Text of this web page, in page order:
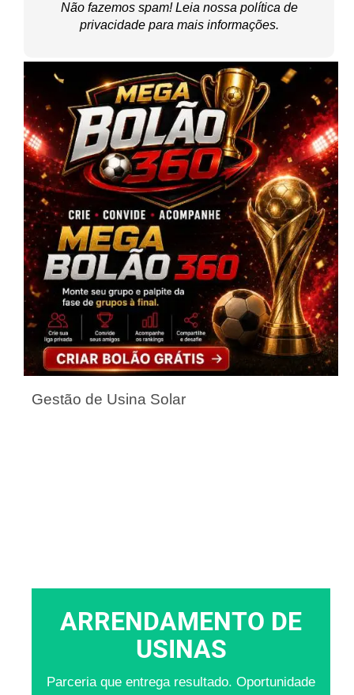
Não fazemos spam! Leia nossa política de
privacidadepara mais informações.
Gestão de Usina Solar
ARRENDAMENTO DE
USINAS
Parceria que entrega resultado. Oportunidade